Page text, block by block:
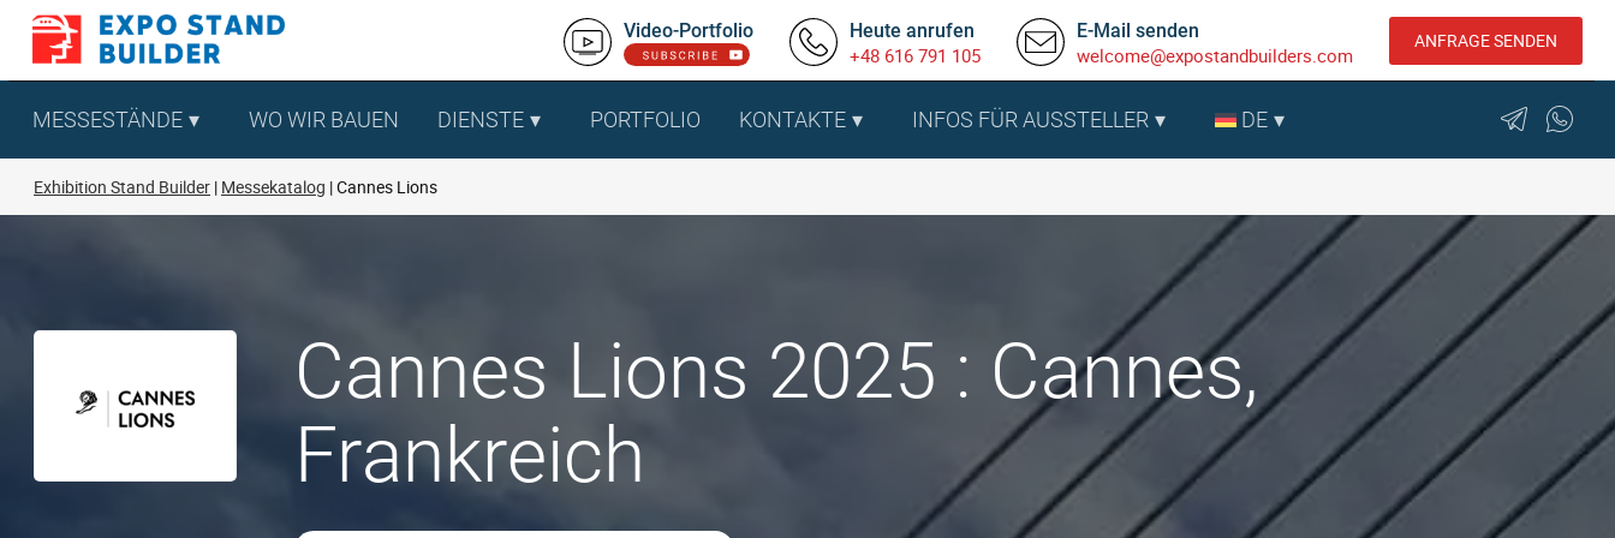
Zum
springen
Video-Portfolio Heute anrufen
+48 616 791 105
E-Mail senden
welcome@expostandbuilders.com
ANFRAGE SENDEN
MESSESTÄNDE WO WIR BAUEN DIENSTE PORTFOLIO KONTAKTE INFOS FÜR AUSSTELLER DE
Exhibition Stand Builder Messekatalog Cannes Lions
Cannes Lions 2025 : Cannes,
Frankreich